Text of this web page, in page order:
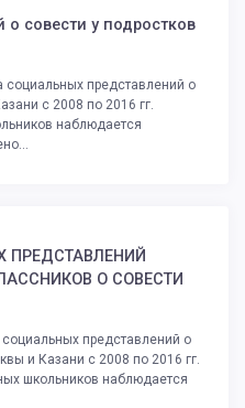
совести у подростков
социальных представлений о
с 2008 по 2016 гг.
наблюдается
О СОВЕСТИ
представлений о
и Казани с 2008 по 2016 гг.
школьников наблюдается